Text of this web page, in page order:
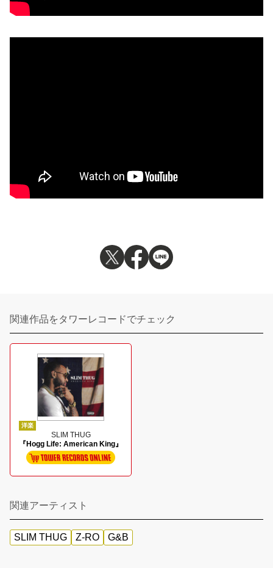
関連作品をタワーレコードでチェック
洋楽
SLIM THUG
『Hogg Life: American King』
関連アーティスト
SLIM THUG Z-RO G&B